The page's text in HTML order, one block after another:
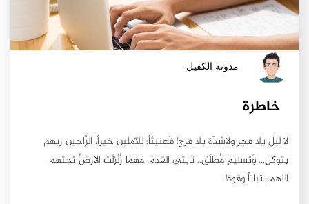
يوم أم البنين (عليها السلام) التي اشتركت معها بالوفاء... ماذا عساي أن
أقول سوى: شكرًا سيدتي، فلا أملك سوى الشكر…
مدونة الكفيل
خاطرة
لا ليل بِلا فجر ولاشِدّة بلا فرج! فَهنيئاً؛ لِلآملين خيراً، الرَّاجين ربهم
بِتوكلٍ... وَتسليمٍ مُطلَق.. ثابتي القدم، مهما زُلْزِلَت الارضُ تحتهم
اللهم...ثباتاً وقوة!